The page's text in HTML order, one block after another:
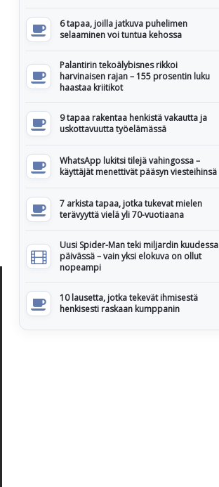
6 tapaa, joilla jatkuva puhelimen
selaaminen voi tuntua kehossa
Palantirin tekoälybisnes rikkoi
harvinaisen rajan – 155 prosentin luku
haastaa kriitikot
9 tapaa rakentaa henkistä vakautta ja
uskottavuutta työelämässä
WhatsApp lukitsi tilejä vahingossa –
käyttäjät menettivät pääsyn viesteihinsä
7 arkista tapaa, jotka tukevat mielen
terävyyttä vielä yli 70-vuotiaana
Uusi Spider-Man teki miljardin kuudessa
päivässä – vain yksi elokuva on ollut
nopeampi
10 lausetta, jotka tekevät ihmisestä
henkisesti raskaan kumppanin